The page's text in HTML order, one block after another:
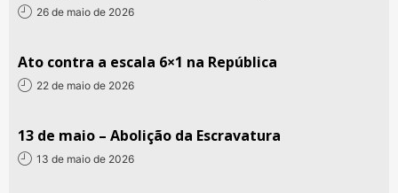
26 de maio de 2026
Ato contra a escala 6×1 na República
22 de maio de 2026
13 de maio – Abolição da Escravatura
13 de maio de 2026